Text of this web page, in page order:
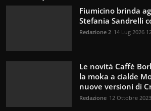
Fiumicino brinda
Stefania Sandrelli
Redazione 2 14 Lug 2026
Le novità Caffè
la moka a cialde
nuove versioni di
Redazione 12 Ottobre